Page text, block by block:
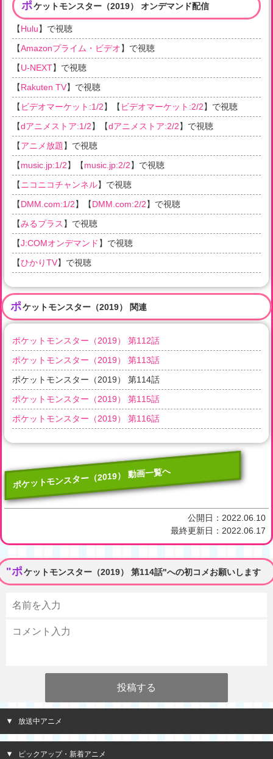
ポケットモンスター（2019） オンデマンド配信
【Hulu】で視聴
【Amazonプライム・ビデオ】で視聴
【U-NEXT】で視聴
【Rakuten TV】で視聴
【 ビデオマーケット:1/2】【 ビデオマーケット:2/2】で視聴
【dアニメストア:1/2】【dアニメストア:2/2】で視聴
【アニメ放題】で視聴
【music.jp:1/2】【music.jp:2/2】で視聴
【ニコニコチャンネル】で視聴
【DMM.com:1/2】【DMM.com:2/2】で視聴
【みるプラス 】で視聴
【J:COMオンデマンド 】で視聴
【ひかりTV】で視聴
ポケットモンスター（2019） 関連
ポケットモンスター（2019） 第112話
ポケットモンスター（2019） 第113話
ポケットモンスター（2019） 第114話
ポケットモンスター（2019） 第115話
ポケットモンスター（2019） 第116話
ポケットモンスター（2019） 動画一覧へ
公開日： 2022.06.10
最終更新日： 2022.06.17
"ポケットモンスター（2019） 第114話"への初コメお願いします
放送中アニメ
ピックアップ・新着アニメ